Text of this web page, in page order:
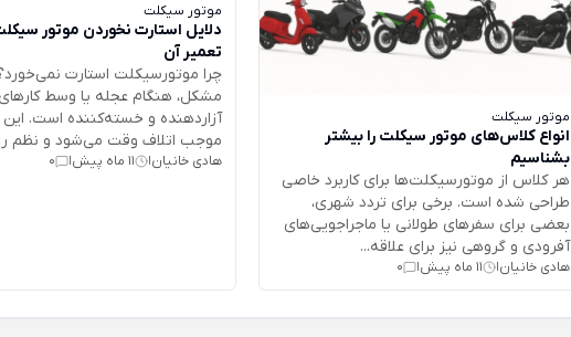
موتور سیکلت
انواع کلاس‌های موتور سیکلت را بیشتر
بشناسیم
هر کلاس از موتورسیکلت‌ها برای کاربرد خاصی
طراحی شده است. برخی برای تردد شهری،
بعضی برای سفرهای طولانی یا ماجراجویی‌های
آفرودی و گروهی نیز برای علاقه‌...
هادی خانیان| 11 ماه پیش |
0
موتور سیکلت
دلایل استارت نخوردن موتور
تعمیر آن
چرا موتورسیکلت استارت
مشکل، هنگام عجله یا وسط کارهای
آزاردهنده و خسته‌کننده است.
موجب اتلاف وقت می‌شود و نظم
هادی خانیان| 11 ماه پیش |
0